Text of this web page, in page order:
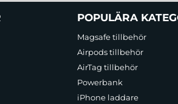
POPULÄRA
Magsafe tillbehör
Airpods tillbehör
AirTag tillbehör
Powerbank
iPhone laddare